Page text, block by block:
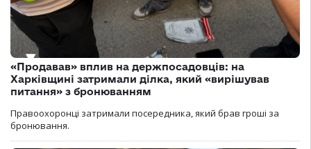
«Продавав» вплив на держпосадовців: на
Харківщині затримали ділка, який «вирішував
питання» з бронюванням
Правоохоронці затримали посередника, який брав гроші за
бронювання.